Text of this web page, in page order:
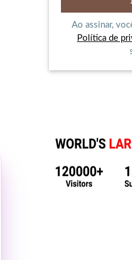
Ao assinar,
Política de